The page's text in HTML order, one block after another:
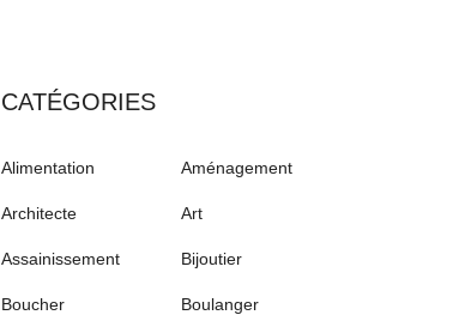
CATÉGORIES
Alimentation Aménagement
Architecte Art
Assainissement Bijoutier
Boucher Boulanger